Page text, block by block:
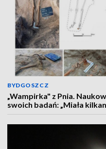
BYDGOSZCZ
„Wampirka" z Pnia.
swoich badań: „Miała